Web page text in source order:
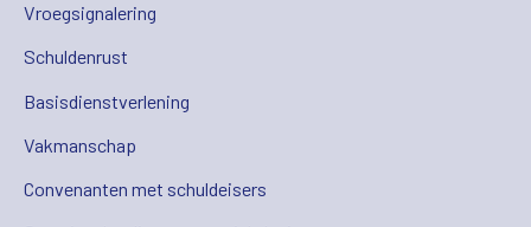
Vroegsignalering
Schuldenrust
Basisdienstverlening
Vakmanschap
Convenanten met schuldeisers